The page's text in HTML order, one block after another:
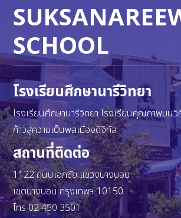
SCHOOL
โรงเรียนศึกษานารีวิทยา
โรงเรียนศึกษานารีวิทยา โรงเรียนคุณภาพบนวิ
ก้าวสู่ความเป็นพลเมืองดิจิทัล
สถานที่ติดต่อ
1122 ถนนเอกชัย แขวงบางบอน
เขตบางบอน กรุงเทพฯ 10150
โทร 02 450 3501